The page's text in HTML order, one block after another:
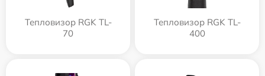
Тепловизор RGK TL-
70
Тепловизор RGK TL-
400